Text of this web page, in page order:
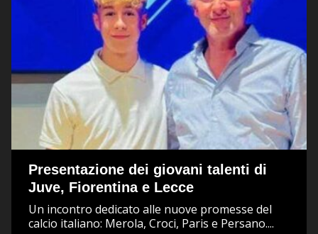
Presentazione dei giovani talenti di
Juve, Fiorentina e Lecce
Un incontro dedicato alle nuove promesse del
calcio italiano: Merola, Croci, Paris e Persano....